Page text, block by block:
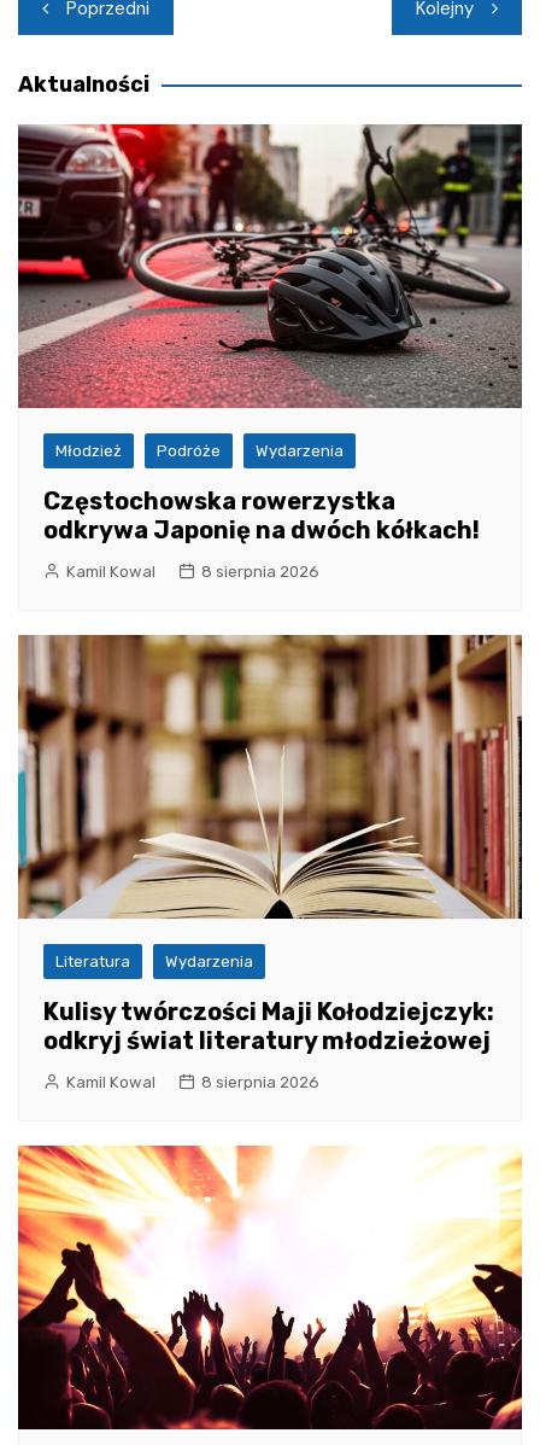
wpisu
Poprzedni Kolejny
Aktualności
Młodzież Podróże Wydarzenia
Częstochowska rowerzystka
odkrywa Japonię na dwóch kółkach!
Kamil Kowal 8 sierpnia 2026
Literatura Wydarzenia
Kulisy twórczości Maji Kołodziejczyk:
odkryj świat literatury młodzieżowej
Kamil Kowal 8 sierpnia 2026